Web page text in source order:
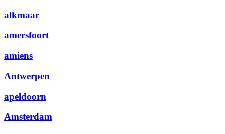
alkmaar
amersfoort
amiens
Antwerpen
apeldoorn
Amsterdam